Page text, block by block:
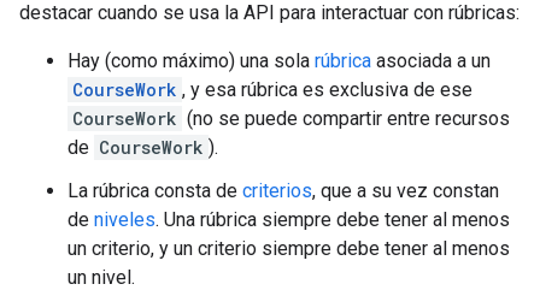
destacar cuando se usa la API para interactuar con rúbricas:
Hay (como máximo) una sola rúbrica asociada a un
CourseWork , y esa rúbrica es exclusiva de ese
CourseWork (no se puede compartir entre recursos
de CourseWork ).
La rúbrica consta de criterios, que a su vez constan
de niveles. Una rúbrica siempre debe tener al menos
un criterio, y un criterio siempre debe tener al menos
un nivel.